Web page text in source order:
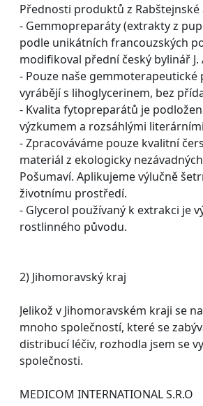
Přednosti produktů z Rabštejnské
- Gemmopreparáty (extrakty z
podle unikátních francouzských
modifikoval přední český bylinář J.
- Pouze naše gemmoterapeutické
vyrábějí s lihoglycerinem, bez
- Kvalita fytopreparátů je
výzkumem a rozsáhlými
- Zpracováváme pouze kvalitní
materiál z ekologicky
Pošumaví. Aplikujeme výlučně
životnímu prostředí.
- Glycerol používaný k extrakci je
rostlinného původu.
2) Jihomoravský kraj
Jelikož v Jihomoravském kraji se
mnoho společností, které se
distribucí léčiv, rozhodla jsem se
společnosti.
MEDICOM INTERNATIONAL S.R.O